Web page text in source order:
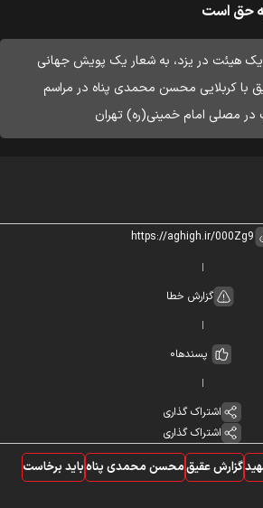
حق است
هیئت در یزد، به شعار یک پویش جهانی
با کربلایی محسن محمدی پناه در مراسم
در مصلی امام خمینی(ره) تهران
گزارش خطا
پسندها0
اشتراک گذاری
اشتراک گذاری
گزارش عقیقمحسن محمدی پناهباید برخاست